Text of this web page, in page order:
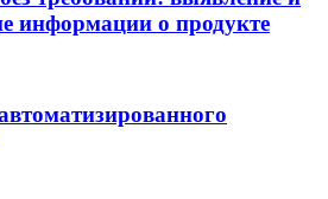
информации о продукте